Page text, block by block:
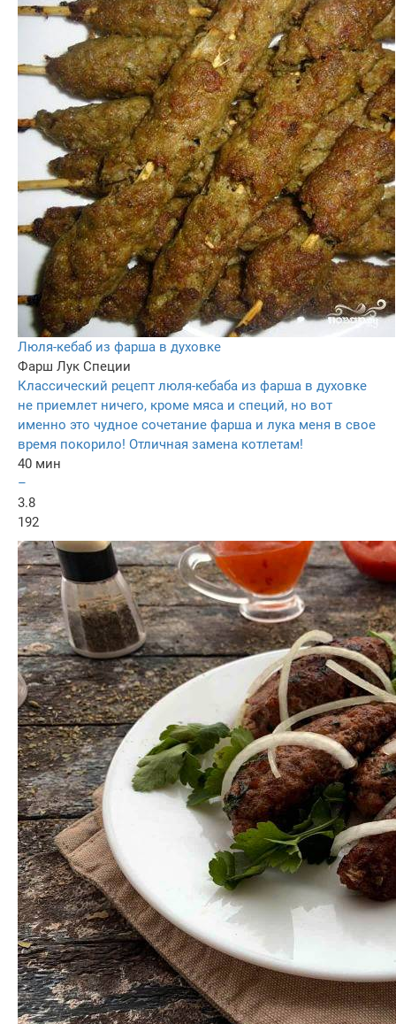
Люля-кебаб из фарша в духовке
Фарш Лук Специи
Классический рецепт люля-кебаба из фарша в духовке
не приемлет ничего, кроме мяса и специй, но вот
именно это чудное сочетание фарша и лука меня в свое
время покорило! Отличная замена котлетам!
40 мин
–
3.8
192